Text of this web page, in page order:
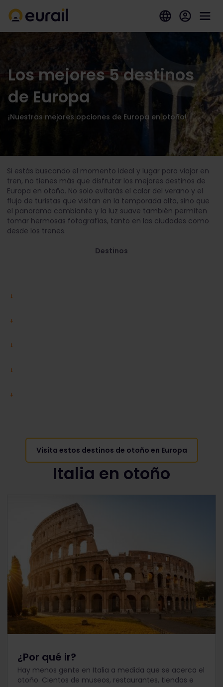
Los mejores 5 destinos
de Europa
¡Nuestras mejores opciones de Europa en otoño!
Si estás buscando el momento ideal y lugar para viajar en
tren, no tienes más que disfrutar los mejores destinos de
Europa en otoño. No solo evitarás el calor del verano y el
flujo de turistas que visitan en la temporada alta, sino que
el panorama cambiante y la luz suave también permiten
tomar hermosas fotografías, tanto en las ciudades como
desde los trenes.
Destinos
Visita estos destinos de otoño en Europa
Italia en otoño
¿Por qué ir?
Hay menos gente en Italia a medida que se acerca el
otoño. Cientos de museos, restaurantes, tiendas e